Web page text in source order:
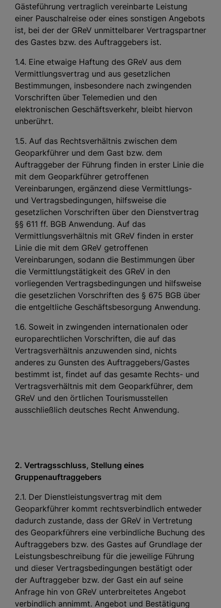
Gästeführung vertraglich vereinbarte Leistung
einer Pauschalreise oder eines sonstigen Angebots
ist, bei der der GReV unmittelbarer Vertragspartner
des Gastes bzw. des Auftraggebers ist.
1.4. Eine etwaige Haftung des GReV aus dem
Vermittlungsvertrag und aus gesetzlichen
Bestimmungen, insbesondere nach zwingenden
Vorschriften über Telemedien und den
elektronischen Geschäftsverkehr, bleibt hiervon
unberührt.
1.5. Auf das Rechtsverhältnis zwischen dem
Geoparkführer und dem Gast bzw. dem
Auftraggeber der Führung finden in erster Linie die
mit dem Geoparkführer getroffenen
Vereinbarungen, ergänzend diese Vermittlungs-
und Vertragsbedingungen, hilfsweise die
gesetzlichen Vorschriften über den Dienstvertrag
§§ 611 ff. BGB Anwendung. Auf das
Vermittlungsverhältnis mit GReV finden in erster
Linie die mit dem GReV getroffenen
Vereinbarungen, sodann die Bestimmungen über
die Vermittlungstätigkeit des GReV in den
vorliegenden Vertragsbedingungen und hilfsweise
die gesetzlichen Vorschriften des § 675 BGB über
die entgeltliche Geschäftsbesorgung Anwendung.
1.6. Soweit in zwingenden internationalen oder
europarechtlichen Vorschriften, die auf das
Vertragsverhältnis anzuwenden sind, nichts
anderes zu Gunsten des Auftraggebers/Gastes
bestimmt ist, findet auf das gesamte Rechts- und
Vertragsverhältnis mit dem Geoparkführer, dem
GReV und den örtlichen Tourismusstellen
ausschließlich deutsches Recht Anwendung.
2. Vertragsschluss, Stellung eines
Gruppenauftraggebers
2.1. Der Dienstleistungsvertrag mit dem
Geoparkführer kommt rechtsverbindlich entweder
dadurch zustande, dass der GReV in Vertretung
des Geoparkführers eine verbindliche Buchung des
Auftraggebers bzw. des Gastes auf Grundlage der
Leistungsbeschreibung für die jeweilige Führung
und dieser Vertragsbedingungen bestätigt oder
der Auftraggeber bzw. der Gast ein auf seine
Anfrage hin von GReV unterbreitetes Angebot
verbindlich annimmt. Angebot und Bestätigung